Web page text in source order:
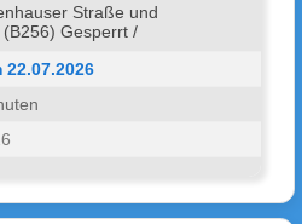
Straße und
Gesperrt /
22.07.2026